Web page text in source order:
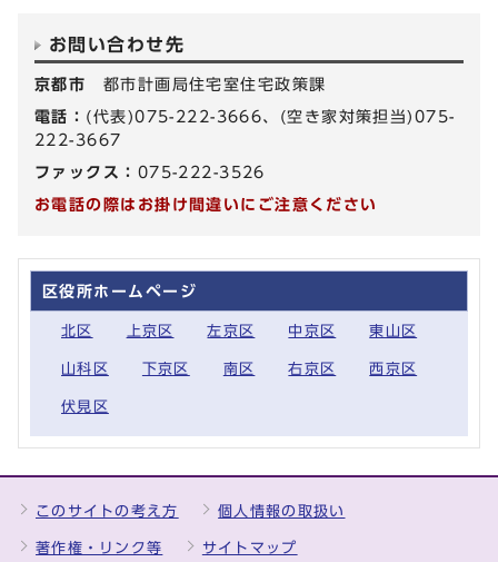
お問い合わせ先
京都市 都市計画局住宅室住宅政策課
電話： (代表)075-222-3666、(空き家対策担当)075-
222-3667
ファックス： 075-222-3526
お電話の際はお掛け間違いにご注意ください
区役所ホームページ
北区 上京区 左京区 中京区 東山区
山科区 下京区 南区 右京区 西京区
伏見区
このサイトの考え方 個人情報の取扱い
著作権・リンク等 サイトマップ